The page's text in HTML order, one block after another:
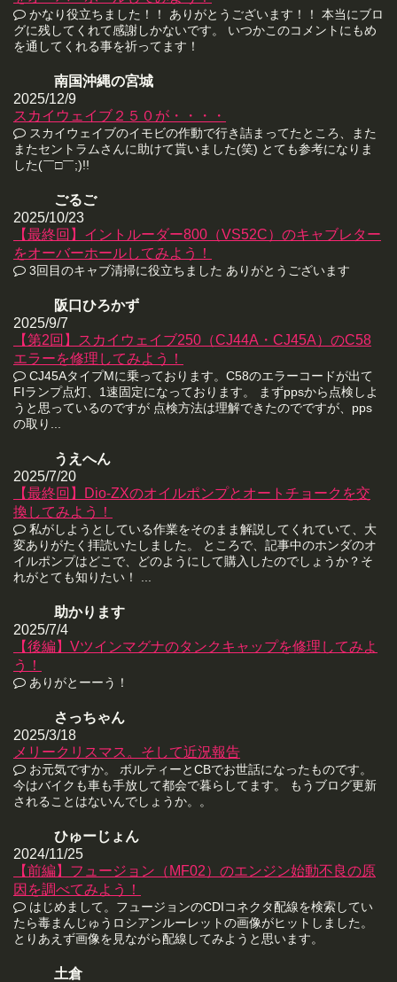
かなり役立ちました！！ ありがとうございます！！ 本当にブロ
グに残してくれて感謝しかないです。 いつかこのコメントにもめ
を通してくれる事を祈ってます！
南国沖縄の宮城
2025/12/9
スカイウェイブ２５０が・・・・
スカイウェイブのイモビの作動で行き詰まってたところ、また
またセントラムさんに助けて貰いました(笑) とても参考になりま
した(￣□￣;)!!
ごるご
2025/10/23
【最終回】イントルーダー800（VS52C）のキャブレター
をオーバーホールしてみよう！
3回目のキャブ清掃に役立ちました ありがとうございます
阪口ひろかず
2025/9/7
【第2回】スカイウェイブ250（CJ44A・CJ45A）のC58
エラーを修理してみよう！
CJ45AタイプMに乗っております。C58のエラーコードが出て
FIランプ点灯、1速固定になっております。 まずppsから点検しよ
うと思っているのですが 点検方法は理解できたのでですが、pps
の取り...
うえへん
2025/7/20
【最終回】Dio-ZXのオイルポンプとオートチョークを交
換してみよう！
私がしようとしている作業をそのまま解説してくれていて、大
変ありがたく拝読いたしました。 ところで、記事中のホンダのオ
イルポンプはどこで、どのようにして購入したのでしょうか？そ
れがとても知りたい！ ...
助かります
2025/7/4
【後編】Vツインマグナのタンクキャップを修理してみよ
う！
ありがとーーう！
さっちゃん
2025/3/18
メリークリスマス。そして近況報告
お元気ですか。 ボルティーとCBでお世話になったものです。
今はバイクも車も手放して都会で暮らしてます。 もうブログ更新
されることはないんでしょうか。。
ひゅーじょん
2024/11/25
【前編】フュージョン（MF02）のエンジン始動不良の原
因を調べてみよう！
はじめまして。フュージョンのCDIコネクタ配線を検索してい
たら毒まんじゅうロシアンルーレットの画像がヒットしました。
とりあえず画像を見ながら配線してみようと思います。
土倉